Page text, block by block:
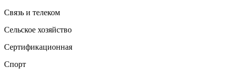
Связь и телеком
Сельское хозяйство
Сертификационная
Спорт